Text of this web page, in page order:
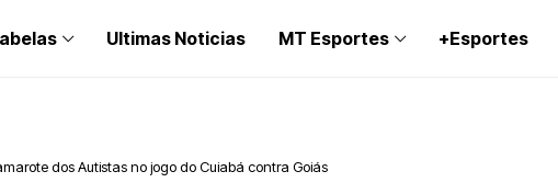
Ultimas Noticias MT Esportes +Esportes
dos Autistas no jogo do Cuiabá contra Goiás